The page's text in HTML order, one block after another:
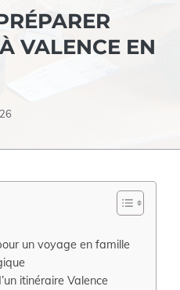
VALENCE EN
un voyage en famille
itinéraire Valence